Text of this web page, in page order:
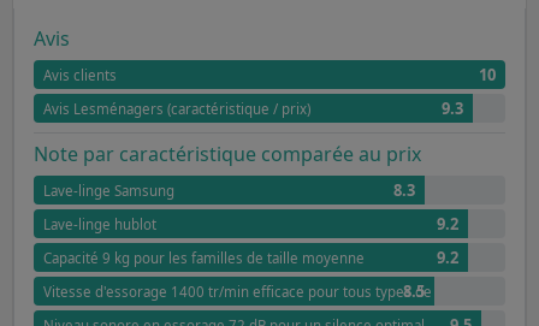
Avis
Avis clients 10
Avis Lesménagers (caractéristique / prix) 9.3
Note par caractéristique comparée au prix
Lave-linge Samsung 8.3
Lave-linge hublot 9.2
Capacité 9 kg pour les familles de taille moyenne 9.2
Vitesse d'essorage 1400 tr/min efficace pour tous types de textiles
8.5